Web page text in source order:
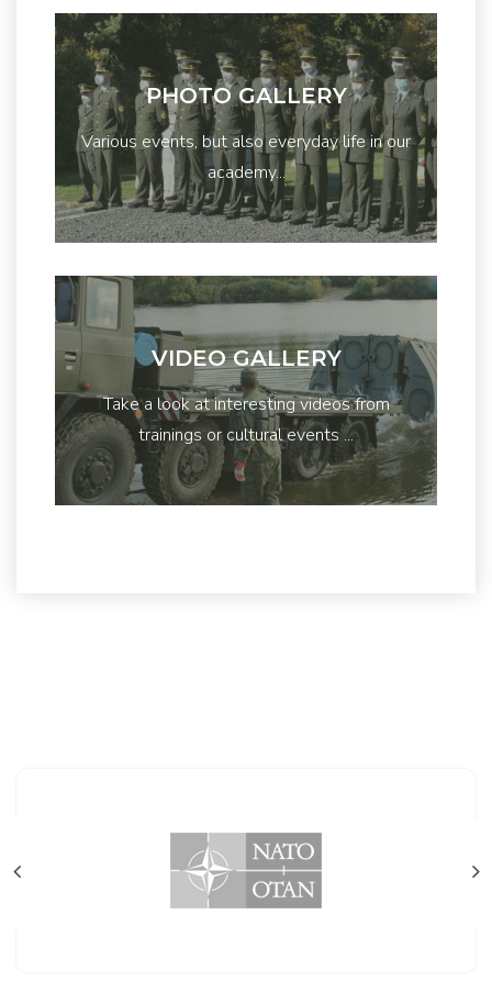
PHOTO GALLERY
Various events, but also everyday life in our
academy...
VIDEO GALLERY
Take a look at interesting videos from
trainings or cultural events ...